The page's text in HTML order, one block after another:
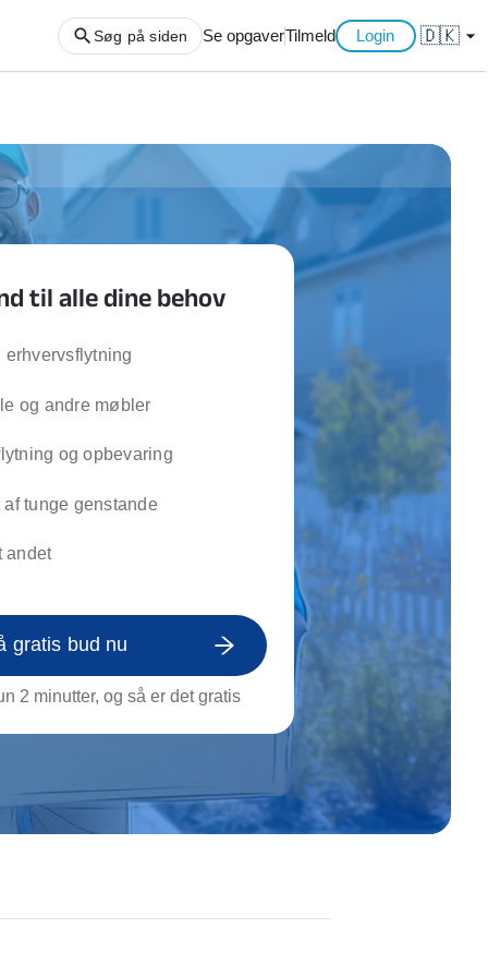
af haveaffald
af storskrald
hvidevarer
af tagrende
rengøring
Søg på siden Se opgaverTilmeld Login 🇩🇰 arrow_drop_down
til alle dine behov
erhvervsflytning
og andre møbler
og opbevaring
af tunge genstande
andet
gratis bud nu
2 minutter, og så er det gratis